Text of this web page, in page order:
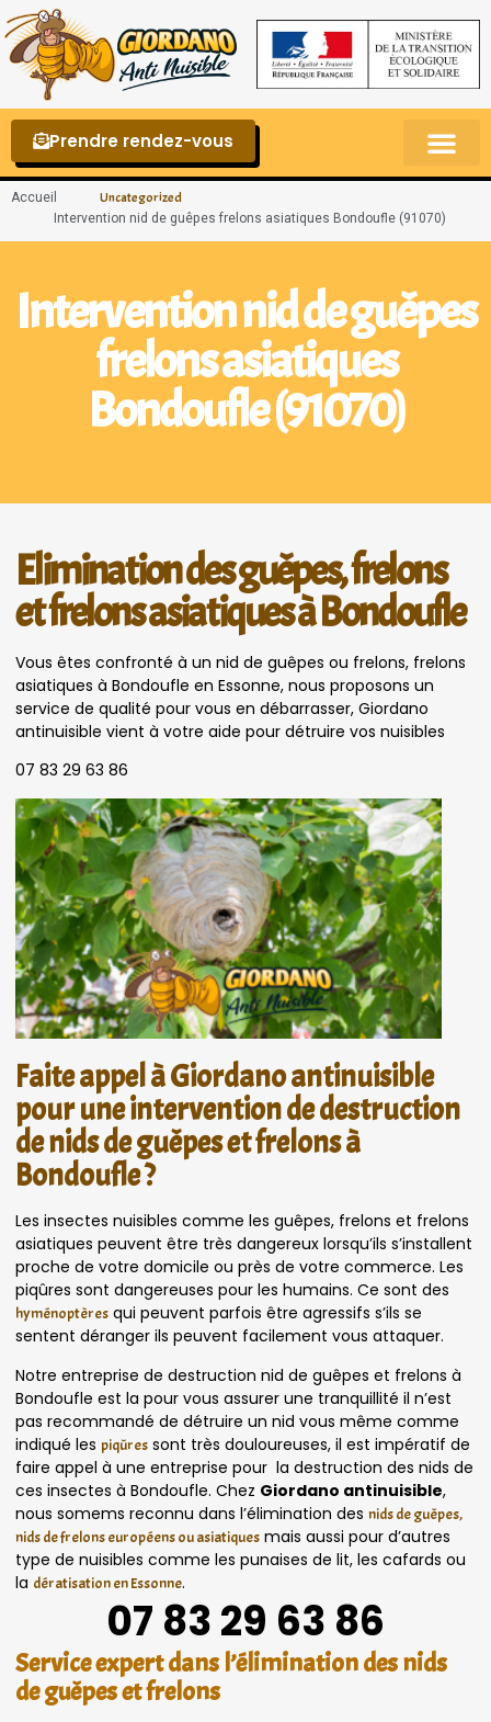
Prendre rendez-vous
Accueil Uncategorized
Intervention nid de guêpes frelons asiatiques Bondoufle (91070)
Intervention nid de guêpes
frelons asiatiques
Bondoufle (91070)
Elimination des guêpes, frelons
et frelons asiatiques à Bondoufle
Vous êtes confronté à un nid de guêpes ou frelons, frelons
asiatiques à Bondoufle en Essonne, nous proposons un
service de qualité pour vous en débarrasser, Giordano
antinuisible vient à votre aide pour détruire vos nuisibles
07 83 29 63 86
Faite appel à Giordano antinuisible
pour une intervention de destruction
de nids de guêpes et frelons à
Bondoufle ?
Les insectes nuisibles comme les guêpes, frelons et frelons
asiatiques peuvent être très dangereux lorsqu’ils s’installent
proche de votre domicile ou près de votre commerce. Les
piqûres sont dangereuses pour les humains. Ce sont des
hyménoptères qui peuvent parfois être agressifs s’ils se
sentent déranger ils peuvent facilement vous attaquer.
Notre entreprise de destruction nid de guêpes et frelons à
Bondoufle est la pour vous assurer une tranquillité il n’est
pas recommandé de détruire un nid vous même comme
indiqué les piqûres sont très douloureuses, il est impératif de
faire appel à une entreprise pour la destruction des nids de
ces insectes à Bondoufle. Chez Giordano antinuisible,
nous somems reconnu dans l’élimination des nids de guêpes,
nids de frelons européens ou asiatiques mais aussi pour d’autres
type de nuisibles comme les punaises de lit, les cafards ou
la dératisation en Essonne.
07 83 29 63 86
Service expert dans l’élimination des nids
de guêpes et frelons